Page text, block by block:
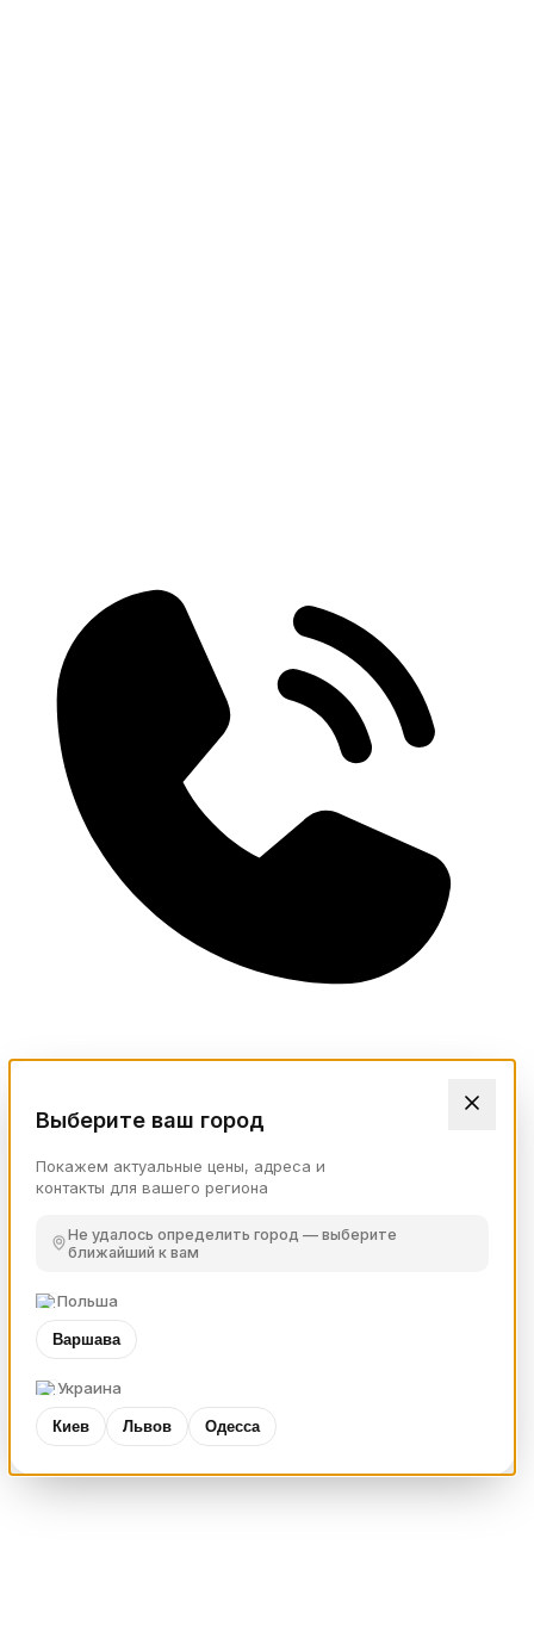
Выберите ваш город
Покажем актуальные цены, адреса и
контакты для вашего региона
Не удалось определить город — выберите
ближайший к вам
Польша
Варшава
Украина
Киев Львов Одесса